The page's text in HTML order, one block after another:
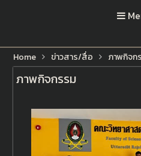
Home ข่าวสาร/สื่อ ภาพกิจก
ภาพกิจกรรม